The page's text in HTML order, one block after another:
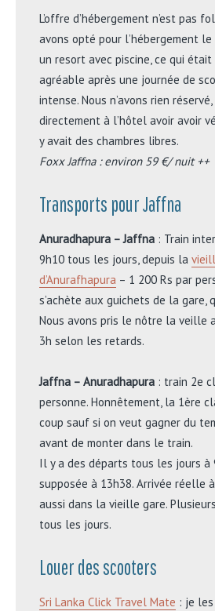
L’offre d’hébergement n’est pas
avons opté pour l’hébergement
un resort avec piscine, ce qui était
agréable après une journée de
intense. Nous n’avons rien
directement à l’hôtel avoir avoir
y avait des chambres libres.
Foxx Jaffna : environ 59 €/ nuit ++
Transports pour Jaffna
Anuradhapura – Jaffna : Train
9h10 tous les jours, depuis la
d’Anurafhapura – 1 200 Rs par
s’achète aux guichets de la gare,
Nous avons pris le nôtre la veille
3h selon les retards.
Jaffna – Anuradhapura : train 2e
personne. Honnêtement, la 1ère
coup sauf si on veut gagner du
avant de monter dans le train.
Il y a des départs tous les jours à
supposée à 13h38. Arrivée réelle
aussi dans la vieille gare.
tous les jours.
Louer des scooters
Sri Lanka Click Travel Mate : je